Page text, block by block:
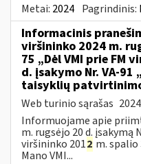
Metai: 2024 Pagrindinis:
Informacinis
viršininko 2024 m.
75 „Dėl VMI prie FM
d. įsakymo Nr. VA-91
taisyklių
Web turinio sąrašas
Informuojame apie
m. rugsėjo 20 d. įsakymą
viršininko 2012 m. spalio
Mano VMI...